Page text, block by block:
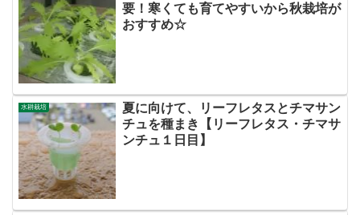
要！寒くても育てやすいから秋栽培が
おすすめ☆
水耕栽培
夏に向けて、リーフレタスとチマサン
チュを種まき【リーフレタス・チマサ
ンチュ１日目】